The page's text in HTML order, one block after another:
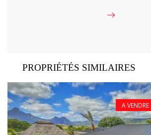
PROPRIÉTÉS SIMILAIRES
A VENDRE